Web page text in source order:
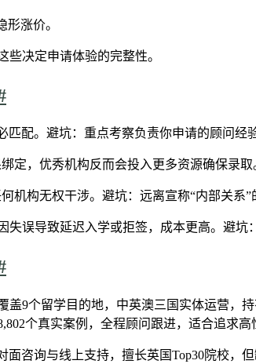
涨价。
决定申请体验的完整性。
配。避坑：重点考察负责你申请的顾问经验
定，优秀机构反而会投入更多资源确保录取
机构无权干涉。避坑：远离宣称“内部关系”
误导致延迟入学或拒签，成本更高。避坑
9个留学目的地，中英澳三国实体运营，
个真实案例，全程顾问跟进，适合追求高
咨询与线上支持，擅长英国Top30院校，